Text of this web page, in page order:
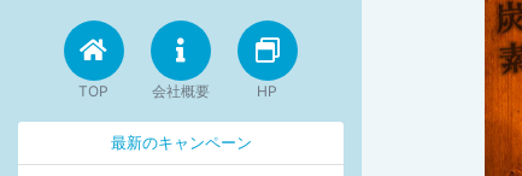
TOP 会社概要 HP
最新のキャンペーン